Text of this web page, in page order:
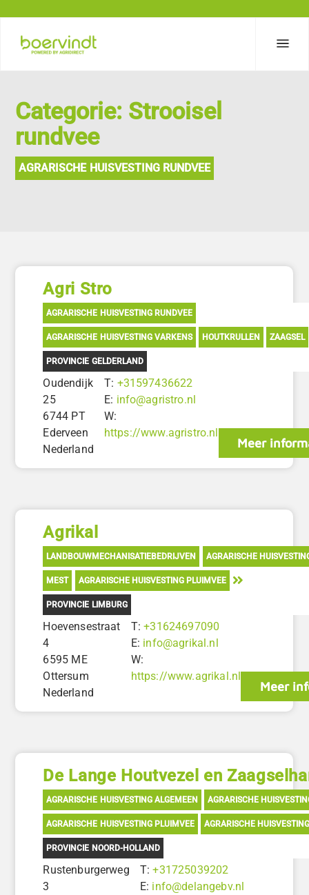
Categorie: Strooisel
rundvee
AGRARISCHE HUISVESTING RUNDVEE
Agri Stro
AGRARISCHE HUISVESTING RUNDVEE
AGRARISCHE HUISVESTING VARKENS HOUTKRULLEN ZAAGSEL
PROVINCIE GELDERLAND
Oudendijk
25
6744 PT
Ederveen
Nederland
T: +31597436622
E: info@agristro.nl
W:
https://www.agristro.nl
Meer
Agrikal
LANDBOUWMECHANISATIEBEDRIJVEN AGRARISCHE
MEST AGRARISCHE HUISVESTING PLUIMVEE
PROVINCIE LIMBURG
Hoevensestraat
4
6595 ME
Ottersum
Nederland
T:+31624697090
E: info@agrikal.nl
W:
https://www.agrikal.nl
Meer
De Lange Houtvezel en
AGRARISCHE HUISVESTING ALGEMEEN AGRARISCHE
AGRARISCHE HUISVESTING PLUIMVEE AGRARISCHE
PROVINCIE NOORD-HOLLAND
Rustenburgerweg
3
T:+31725039202
E: info@delangebv.nl